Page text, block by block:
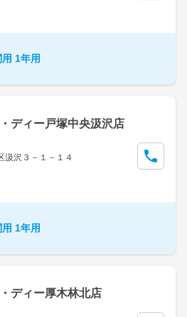
1年用
ディー戸塚中央汲沢店
汲沢３－１－１４
1年用
ディー厚木林北店